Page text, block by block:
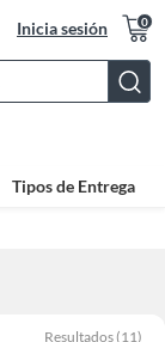
Inicia sesión 0
Bar
Tipos de Entrega
Resultados (11)